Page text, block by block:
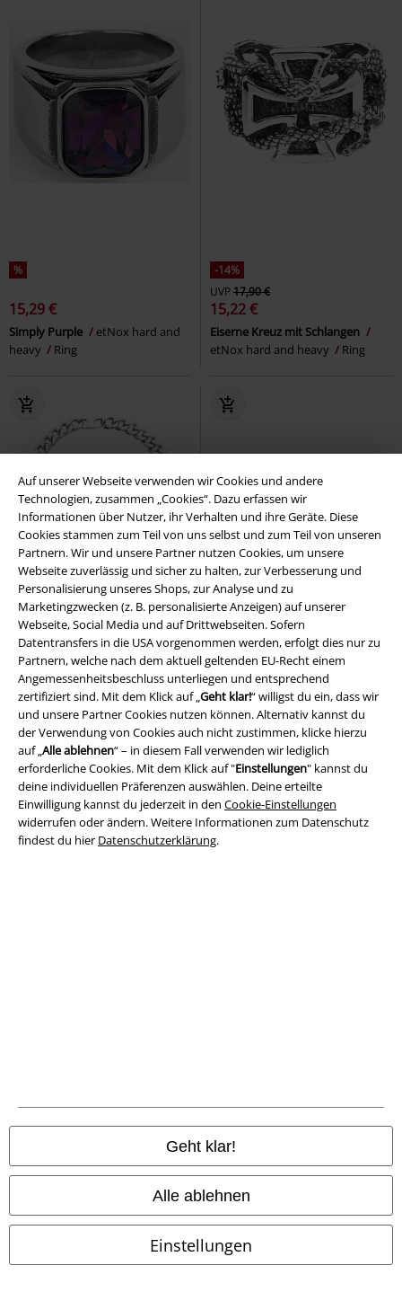
Auf unserer Webseite verwenden wir Cookies und andere
Technologien, zusammen „Cookies“. Dazu erfassen wir
Informationen über Nutzer, ihr Verhalten und ihre Geräte. Diese
Cookies stammen zum Teil von uns selbst und zum Teil von unseren
Partnern. Wir und unsere Partner nutzen Cookies, um unsere
Webseite zuverlässig und sicher zu halten, zur Verbesserung und
Personalisierung unseres Shops, zur Analyse und zu
Marketingzwecken (z. B. personalisierte Anzeigen) auf unserer
Webseite, Social Media und auf Drittwebseiten. Sofern
Datentransfers in die USA vorgenommen werden, erfolgt dies nur zu
Partnern, welche nach dem aktuell geltenden EU-Recht einem
Angemessenheitsbeschluss unterliegen und entsprechend
zertifiziert sind. Mit dem Klick auf „Geht klar!“ willigst du ein, dass wir
und unsere Partner Cookies nutzen können. Alternativ kannst du
der Verwendung von Cookies auch nicht zustimmen, klicke hierzu
auf „Alle ablehnen“ – in diesem Fall verwenden wir lediglich
erforderliche Cookies. Mit dem Klick auf "Einstellungen" kannst du
deine individuellen Präferenzen auswählen. Deine erteilte
Einwilligung kannst du jederzeit in den Cookie-Einstellungen
widerrufen oder ändern. Weitere Informationen zum Datenschutz
findest du hier Datenschutzerklärung.
Geht klar!
Alle ablehnen
Einstellungen
%
15,29 €
Simply Purple
etNox hard and
heavy
Ring
-14%
UVP17,90 €
15,22 €
Eiserne Kreuz mit Schlangen
etNox hard and heavy
Ring
-15%
UVPab27,99 €
ab23,79 €
Panzerkette
etNox hard and
heavy
Halskette
12,90 €
Mesh Steel
etNox hard and
heavy
Ring
Fast ausverkauft
21,90 €
etNox hard and
Fast ausverkauft
17,90 €
heavy